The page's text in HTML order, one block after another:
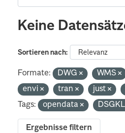
Keine
Sortieren nach
Formate: DWG WMS
envi
tran just
Tags:
opendata
Ergebnisse filtern